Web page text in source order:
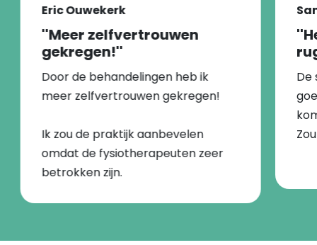
Eric Ouwekerk
''Meer zelfvertrouwen
gekregen!''
Door de behandelingen heb ik
meer zelfvertrouwen gekregen!
Ik zou de praktijk aanbevelen
omdat de fysiotherapeuten zeer
betrokken zijn.
De